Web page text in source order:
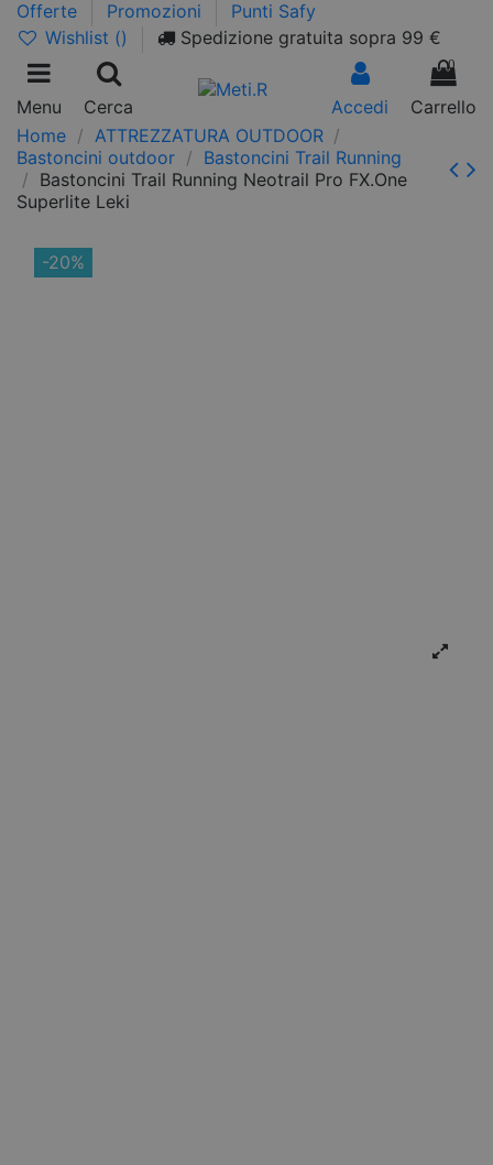
Offerte Promozioni
Punti Safy
Wishlist () Spedizione gratuita sopra 99 €
Menu Cerca Accedi
0
Carrello
Home
ATTREZZATURA OUTDOOR
Bastoncini outdoor
Bastoncini Trail Running
Bastoncini Trail Running Neotrail Pro FX.One
Superlite Leki
-20%